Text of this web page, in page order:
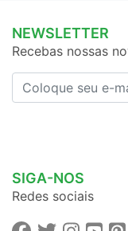
NEWSLETTER
Recebas nossas
SIGA-NOS
Redes sociais